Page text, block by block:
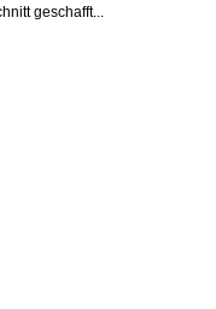
geschafft...